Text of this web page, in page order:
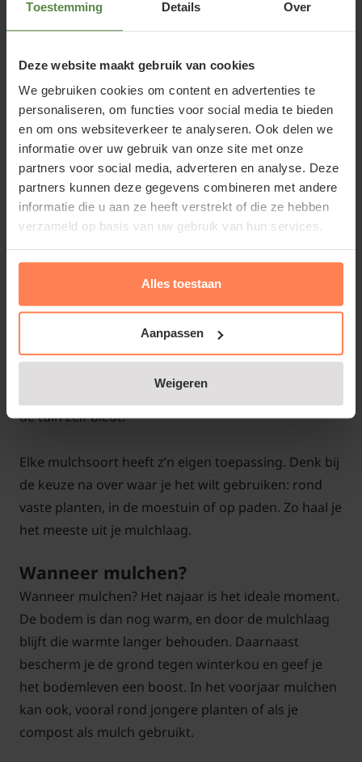
Toestemming Details Over
Deze website maakt gebruik van cookies
We gebruiken cookies om content en advertenties te
personaliseren, om functies voor social media te bieden
en om ons websiteverkeer te analyseren. Ook delen we
informatie over uw gebruik van onze site met onze
partners voor social media, adverteren en analyse. Deze
partners kunnen deze gegevens combineren met andere
informatie die u aan ze heeft verstrekt of die ze hebben
verzameld op basis van uw gebruik van hun services.
Alles toestaan
Aanpassen
Weigeren
Tuinplantenwinkel.nl.
bodembedekking van Olifantengras (Miscanthus)
met toegevoegd ijzer. Deze mulch helpt onkruid te
onderdrukken en draagt bij aan het remmen van
mos- en algengroei. Daarnaast houdt de laag vocht
beter vast en beschermt het de bodem tegen
uitdroging en temperatuurschommelingen. De
warme, roodbruine kleur zorgt bovendien voor een
verzorgde en rustige uitstraling in de tuin.
Bladeren of grasmaaiselzijn natuurlijke tuinresten
die goed bruikbaar zijn als tijdelijke mulchlaag,
vooral in de herfst en zomer. Ze verteren sneller dan
andere soorten mulch en moeten daarom
ecologische tuinier die gebruik wil maken van wat
de tuin zelf biedt.
Elke mulchsoort heeft z’n eigen toepassing. Denk bij
de keuze na over waar je het wilt gebruiken: rond
vaste planten, in de moestuin of op paden. Zo haal je
het meeste uit je mulchlaag.
Wanneer mulchen?
Wanneer mulchen? Het najaar is het ideale moment.
De bodem is dan nog warm, en door de mulchlaag
blijft die warmte langer behouden. Daarnaast
bescherm je de grond tegen winterkou en geef je
het bodemleven een boost. In het voorjaar mulchen
kan ook, vooral rond jongere planten of als je
compost als mulch gebruikt.